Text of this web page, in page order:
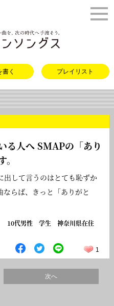
書く プレイリスト
る人へ SMAPの「あり
して言うのはとても恥ずか
らば、きっと「ありがと
10代男性 学生 神奈川県在住
1
次へ